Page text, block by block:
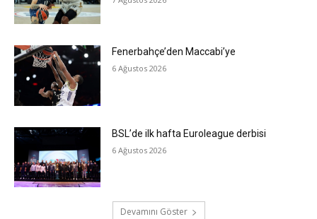
Fenerbahçe’den Maccabi’ye
6 Ağustos 2026
BSL’de ilk hafta Euroleague derbisi
6 Ağustos 2026
Devamını Göster